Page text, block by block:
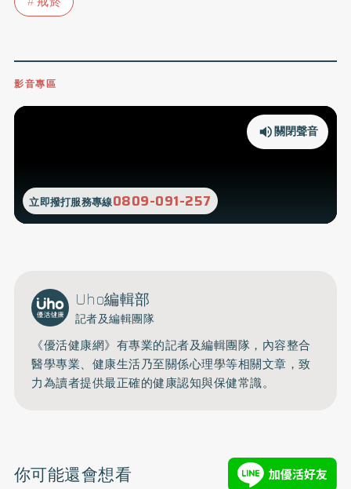
影音專區
立即撥打服務專線0809-091-257
關閉聲音
Uho編輯部
記者及編輯團隊
《優活健康網》有專業的記者及編輯團隊，內容整合
醫學專業、健康生活乃至關係心理學等相關文章，致
力為讀者提供最正確的健康認知與保健常識。
你可能還會想看